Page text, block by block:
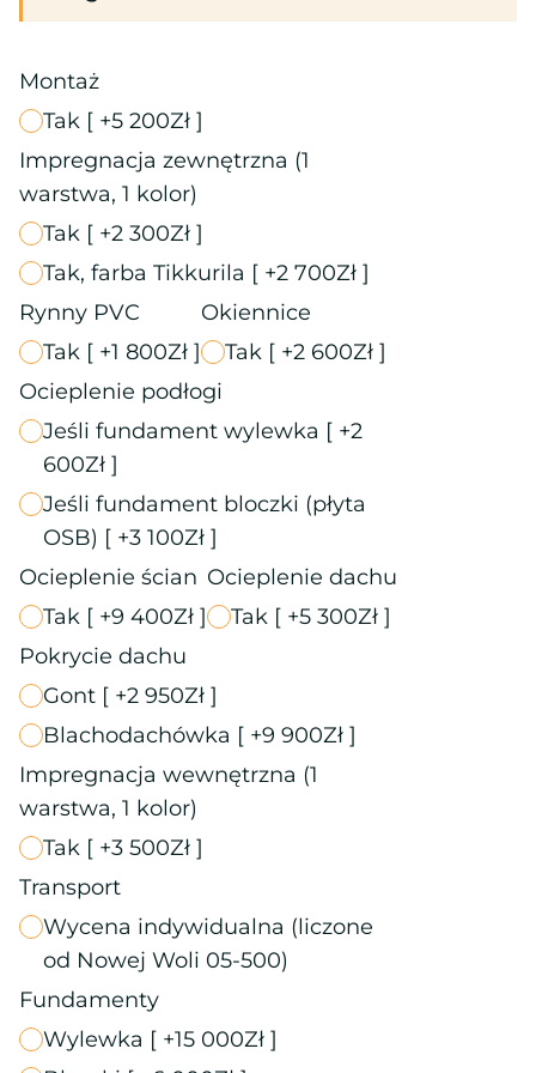
Montaż
Tak [ +5 200Zł ]
Impregnacja zewnętrzna (1
warstwa, 1 kolor)
Tak [ +2 300Zł ]
Tak, farba Tikkurila [ +2 700Zł ]
Rynny PVC
Tak [ +1 800Zł ]
Okiennice
Tak [ +2 600Zł ]
Ocieplenie podłogi
Jeśli fundament wylewka [ +2
600Zł ]
Jeśli fundament bloczki (płyta
OSB) [ +3 100Zł ]
Ocieplenie ścian
Tak [ +9 400Zł ]
Ocieplenie dachu
Tak [ +5 300Zł ]
Pokrycie dachu
Gont [ +2 950Zł ]
Blachodachówka [ +9 900Zł ]
Impregnacja wewnętrzna (1
warstwa, 1 kolor)
Tak [ +3 500Zł ]
Transport
Wycena indywidualna (liczone
od Nowej Woli 05-500)
Fundamenty
Wylewka [ +15 000Zł ]